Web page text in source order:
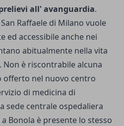
all' avanguardia.
Raffaele di Milano vuole
ed accessibile anche nei
abitualmente nella vita
è riscontrabile alcuna
offerto nel nuovo centro
di medicina di
sede centrale ospedaliera
Bonola è presente lo stesso